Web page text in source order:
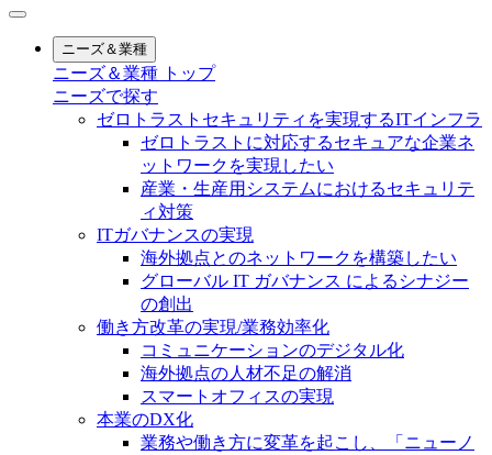
ニーズ＆業種
ニーズ＆業種 トップ
ニーズで探す
ゼロトラストセキュリティを実現するITインフラ
ゼロトラストに対応するセキュアな企業ネ
ットワークを実現したい
産業・生産用システムにおけるセキュリテ
ィ対策
ITガバナンスの実現
海外拠点とのネットワークを構築したい
グローバル IT ガバナンス によるシナジー
の創出
働き方改革の実現/業務効率化
コミュニケーションのデジタル化
海外拠点の人材不足の解消
スマートオフィスの実現
本業のDX化
業務や働き方に変革を起こし、「ニューノ